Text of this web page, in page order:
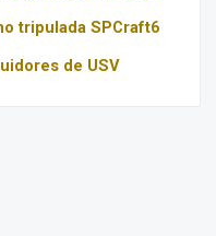
tripulada SPCraft6
de USV